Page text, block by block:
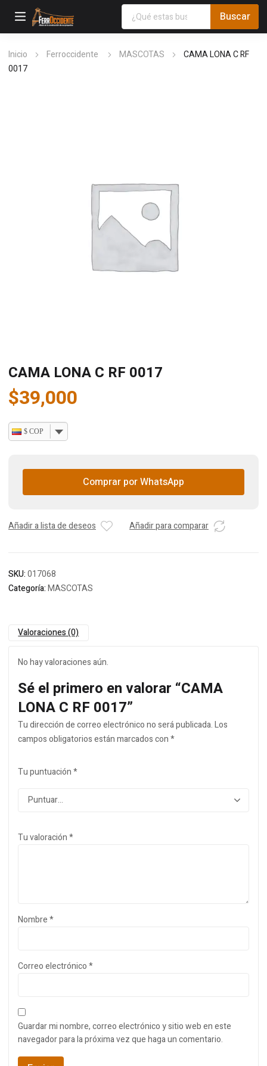
Inicio Ferroccidente MASCOTAS
CAMA LONA C RF
0017
CAMA LONA C RF 0017
$39,000
$ COP
Comprar por WhatsApp
Añadir a lista de deseos Añadir para comparar
SKU:017068
Categoría:MASCOTAS
Valoraciones (0)
No hay valoraciones aún.
Sé el primero en valorar “CAMA
LONA C RF 0017”
Tu dirección de correo electrónico no será publicada.Los
campos obligatorios están marcados con*
Tu puntuación*
Tu valoración*
Nombre*
Correo electrónico*
Guardar mi nombre, correo electrónico y sitio web en este
navegador para la próxima vez que haga un comentario.